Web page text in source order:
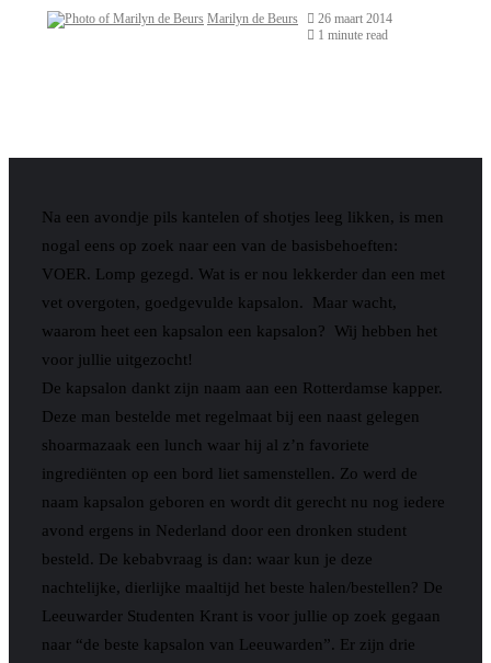
Marilyn de Beurs
26 maart 2014
1 minute read
Na een avondje pils kantelen of shotjes leeg likken, is men
nogal eens op zoek naar een van de basisbehoeften:
VOER. Lomp gezegd. Wat is er nou lekkerder dan een met
vet overgoten, goedgevulde kapsalon. Maar wacht,
waarom heet een kapsalon een kapsalon? Wij hebben het
voor jullie uitgezocht!
De kapsalon dankt zijn naam aan een Rotterdamse kapper.
Deze man bestelde met regelmaat bij een naast gelegen
shoarmazaak een lunch waar hij al z’n favoriete
ingrediënten op een bord liet samenstellen. Zo werd de
naam kapsalon geboren en wordt dit gerecht nu nog iedere
avond ergens in Nederland door een dronken student
besteld. De kebabvraag is dan: waar kun je deze
nachtelijke, dierlijke maaltijd het beste halen/bestellen? De
Leeuwarder Studenten Krant is voor jullie op zoek gegaan
naar “de beste kapsalon van Leeuwarden”. Er zijn drie